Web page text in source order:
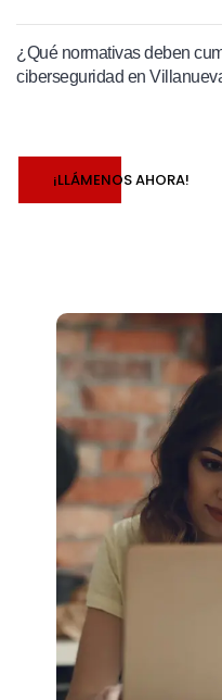
¿Qué normativas deben
ciberseguridad en
¡LLÁMENOS AHORA!